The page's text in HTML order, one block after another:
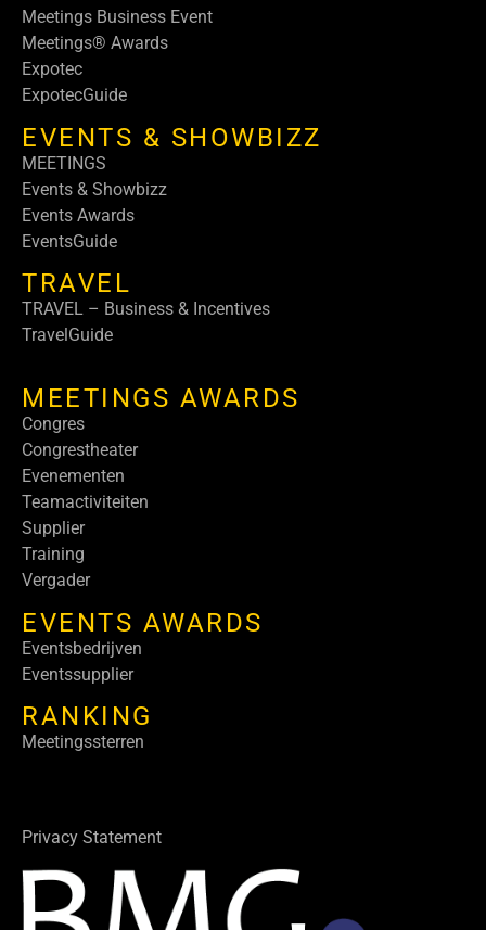
Meetings Business Event
Meetings® Awards
Expotec
ExpotecGuide
EVENTS & SHOWBIZZ
MEETINGS
Events & Showbizz
Events Awards
EventsGuide
TRAVEL
TRAVEL – Business & Incentives
TravelGuide
MEETINGS AWARDS
Congres
Congrestheater
Evenementen
Teamactiviteiten
Supplier
Training
Vergader
EVENTS AWARDS
Eventsbedrijven
Eventssupplier
RANKING
Meetingssterren
Privacy Statement